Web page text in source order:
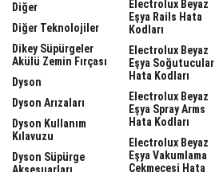
Diğer
Diğer Teknolojiler
Dikey Süpürgeler
Akülü Zemin Fırçası
Dyson
Dyson Arızaları
Dyson Kullanım
Kılavuzu
Dyson Süpürge
Electrolux Beyaz
Eşya Rails Hata
Kodları
Electrolux Beyaz
Eşya Soğutucular
Hata Kodları
Electrolux Beyaz
Eşya Spray Arms
Hata Kodları
Electrolux Beyaz
Eşya Vakumlama
Çekmecesi Hata